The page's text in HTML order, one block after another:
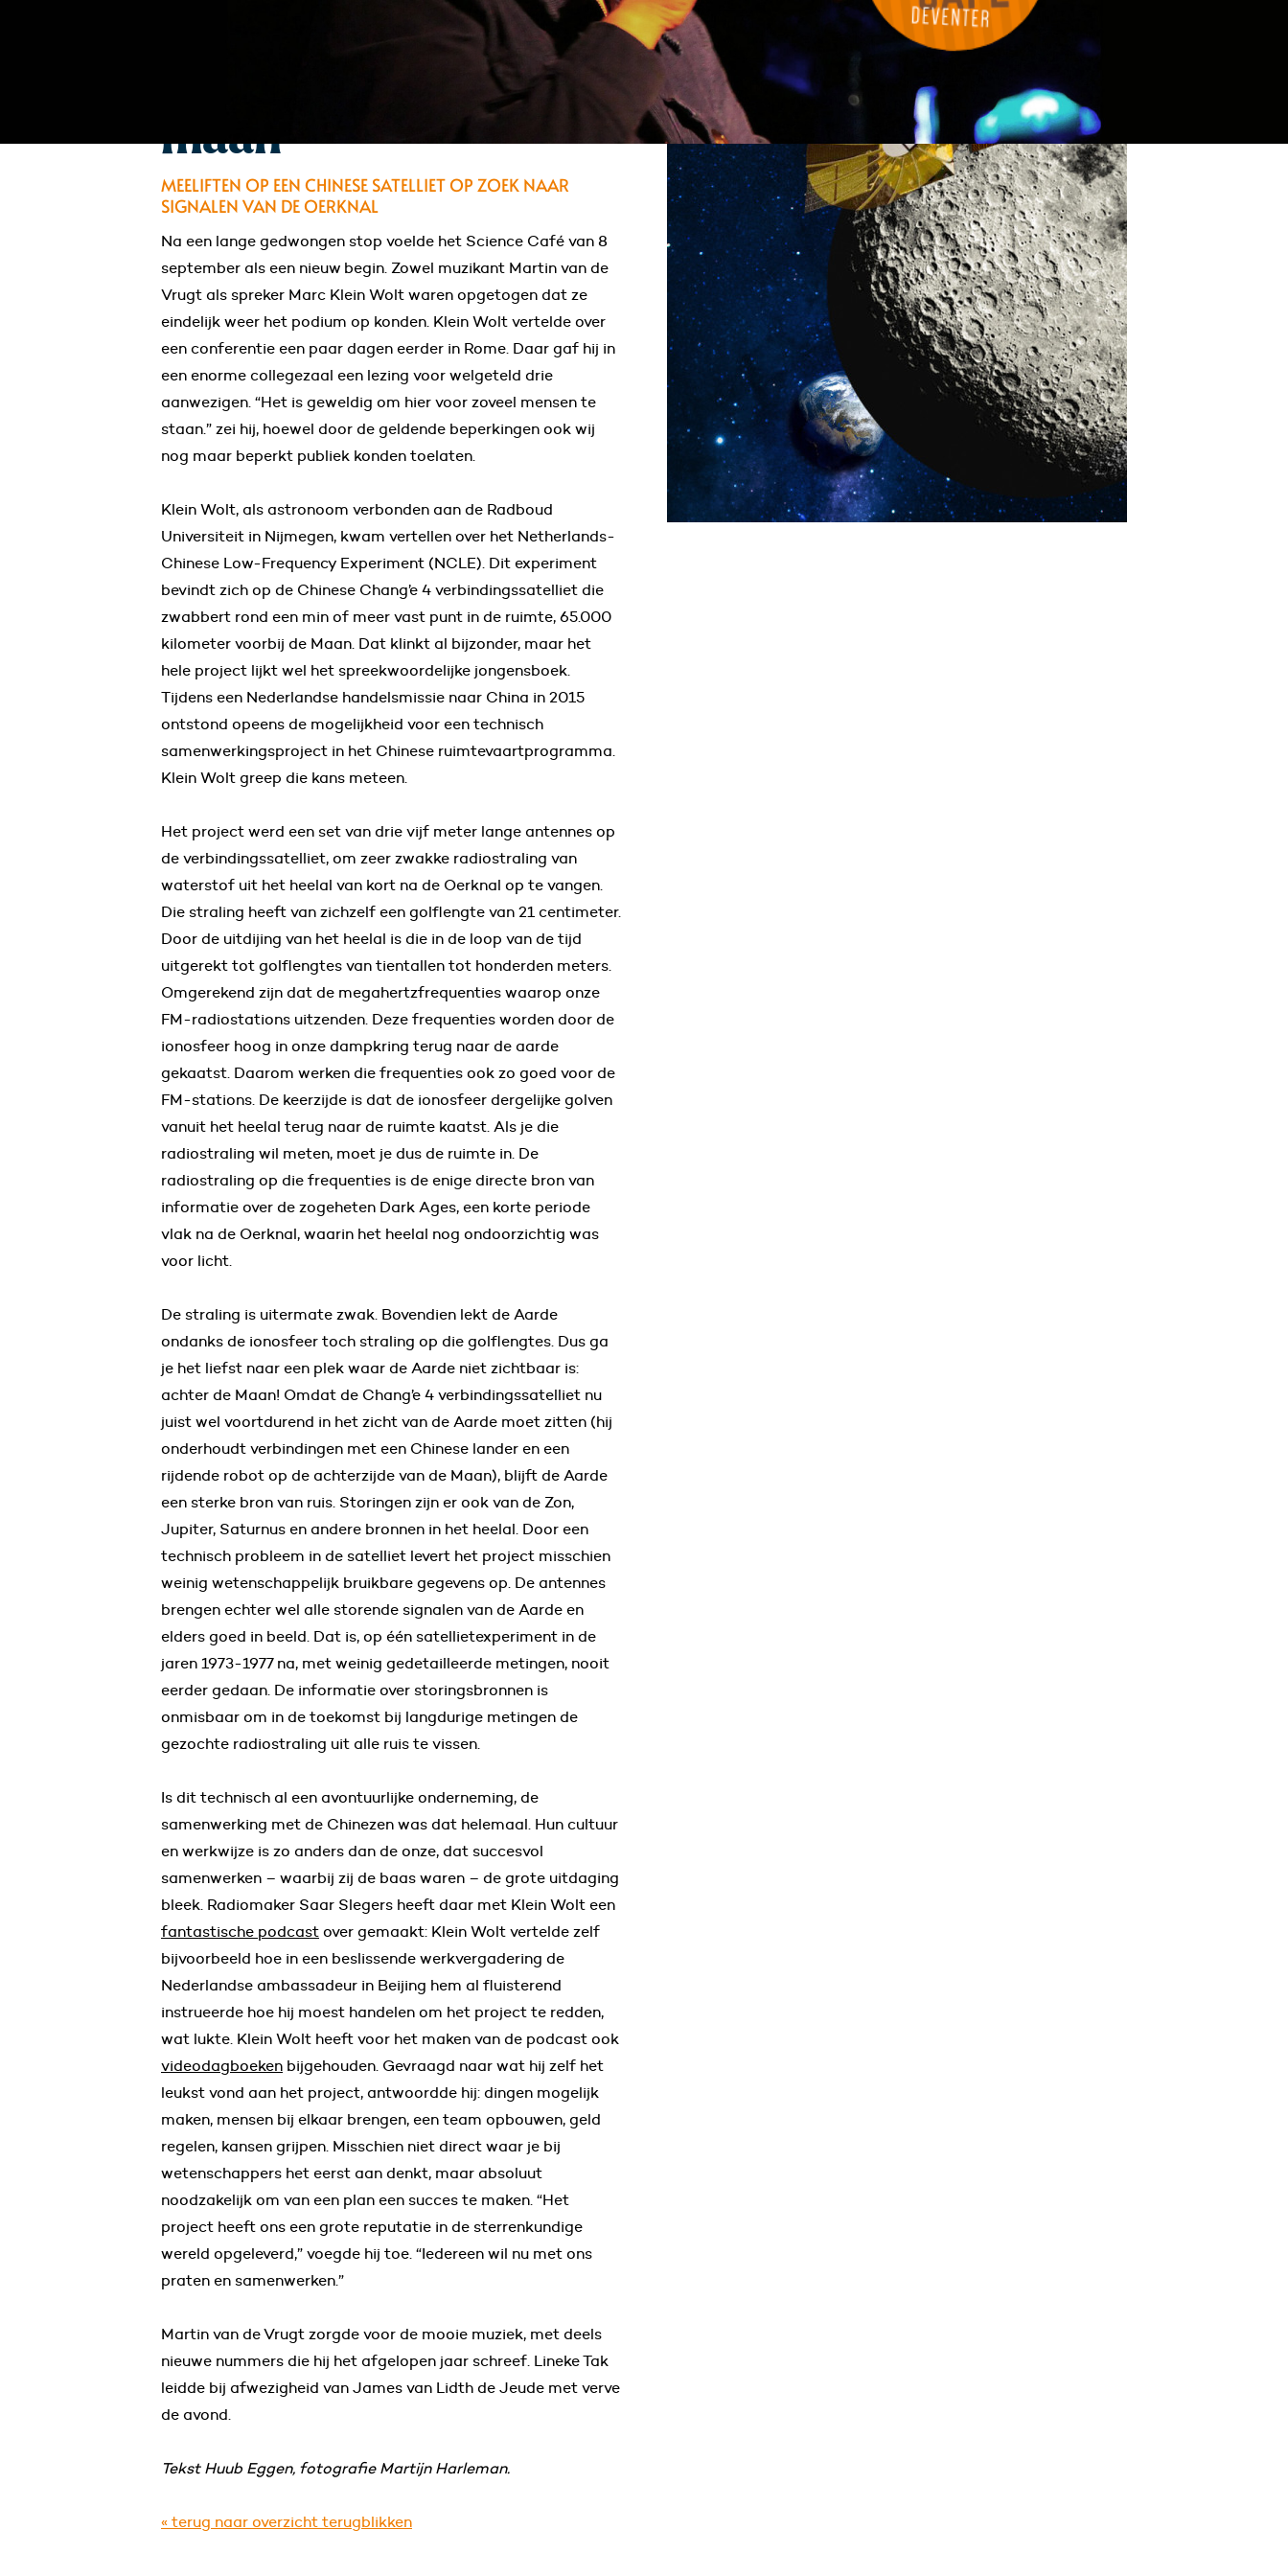
Onderzoek achter de
maan
MEELIFTEN OP EEN CHINESE SATELLIET OP ZOEK NAAR
SIGNALEN VAN DE OERKNAL
Na een lange gedwongen stop voelde het Science Café van 8
september als een nieuw begin. Zowel muzikant Martin van de
Vrugt als spreker Marc Klein Wolt waren opgetogen dat ze
eindelijk weer het podium op konden. Klein Wolt vertelde over
een conferentie een paar dagen eerder in Rome. Daar gaf hij in
een enorme collegezaal een lezing voor welgeteld drie
aanwezigen. “Het is geweldig om hier voor zoveel mensen te
staan.” zei hij, hoewel door de geldende beperkingen ook wij
nog maar beperkt publiek konden toelaten.
Klein Wolt, als astronoom verbonden aan de Radboud
Universiteit in Nijmegen, kwam vertellen over het Netherlands-
Chinese Low-Frequency Experiment (NCLE). Dit experiment
bevindt zich op de Chinese Chang’e 4 verbindingssatelliet die
zwabbert rond een min of meer vast punt in de ruimte, 65.000
kilometer voorbij de Maan. Dat klinkt al bijzonder, maar het
hele project lijkt wel het spreekwoordelijke jongensboek.
Tijdens een Nederlandse handelsmissie naar China in 2015
ontstond opeens de mogelijkheid voor een technisch
samenwerkingsproject in het Chinese ruimtevaartprogramma.
Klein Wolt greep die kans meteen.
Het project werd een set van drie vijf meter lange antennes op
de verbindingssatelliet, om zeer zwakke radiostraling van
waterstof uit het heelal van kort na de Oerknal op te vangen.
Die straling heeft van zichzelf een golflengte van 21 centimeter.
Door de uitdijing van het heelal is die in de loop van de tijd
uitgerekt tot golflengtes van tientallen tot honderden meters.
Omgerekend zijn dat de megahertzfrequenties waarop onze
FM-radiostations uitzenden. Deze frequenties worden door de
ionosfeer hoog in onze dampkring terug naar de aarde
gekaatst. Daarom werken die frequenties ook zo goed voor de
FM-stations. De keerzijde is dat de ionosfeer dergelijke golven
vanuit het heelal terug naar de ruimte kaatst. Als je die
radiostraling wil meten, moet je dus de ruimte in. De
radiostraling op die frequenties is de enige directe bron van
informatie over de zogeheten Dark Ages, een korte periode
vlak na de Oerknal, waarin het heelal nog ondoorzichtig was
voor licht.
De straling is uitermate zwak. Bovendien lekt de Aarde
ondanks de ionosfeer toch straling op die golflengtes. Dus ga
je het liefst naar een plek waar de Aarde niet zichtbaar is:
achter de Maan! Omdat de Chang’e 4 verbindingssatelliet nu
juist wel voortdurend in het zicht van de Aarde moet zitten (hij
onderhoudt verbindingen met een Chinese lander en een
rijdende robot op de achterzijde van de Maan), blijft de Aarde
een sterke bron van ruis. Storingen zijn er ook van de Zon,
Jupiter, Saturnus en andere bronnen in het heelal. Door een
technisch probleem in de satelliet levert het project misschien
weinig wetenschappelijk bruikbare gegevens op. De antennes
brengen echter wel alle storende signalen van de Aarde en
elders goed in beeld. Dat is, op één satellietexperiment in de
jaren 1973-1977 na, met weinig gedetailleerde metingen, nooit
eerder gedaan. De informatie over storingsbronnen is
onmisbaar om in de toekomst bij langdurige metingen de
gezochte radiostraling uit alle ruis te vissen.
Is dit technisch al een avontuurlijke onderneming, de
samenwerking met de Chinezen was dat helemaal. Hun cultuur
en werkwijze is zo anders dan de onze, dat succesvol
samenwerken – waarbij zij de baas waren – de grote uitdaging
bleek. Radiomaker Saar Slegers heeft daar met Klein Wolt een
fantastische podcast over gemaakt: Klein Wolt vertelde zelf
bijvoorbeeld hoe in een beslissende werkvergadering de
Nederlandse ambassadeur in Beijing hem al fluisterend
instrueerde hoe hij moest handelen om het project te redden,
wat lukte. Klein Wolt heeft voor het maken van de podcast ook
videodagboeken bijgehouden. Gevraagd naar wat hij zelf het
leukst vond aan het project, antwoordde hij: dingen mogelijk
maken, mensen bij elkaar brengen, een team opbouwen, geld
regelen, kansen grijpen. Misschien niet direct waar je bij
wetenschappers het eerst aan denkt, maar absoluut
noodzakelijk om van een plan een succes te maken. “Het
project heeft ons een grote reputatie in de sterrenkundige
wereld opgeleverd,” voegde hij toe. “Iedereen wil nu met ons
praten en samenwerken.”
Martin van de Vrugt zorgde voor de mooie muziek, met deels
nieuwe nummers die hij het afgelopen jaar schreef. Lineke Tak
leidde bij afwezigheid van James van Lidth de Jeude met verve
de avond.
Tekst Huub Eggen, fotografie Martijn Harleman.
« terug naar overzicht terugblikken